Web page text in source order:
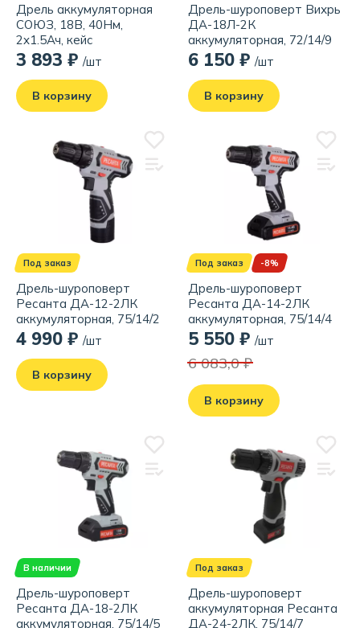
Дрель аккумуляторная
СОЮЗ, 18В, 40Нм,
2x1.5Ач, кейс
3 893 ₽ /шт
В корзину
Дрель-шуроповерт Вихрь
ДА-18Л-2К
аккумуляторная, 72/14/9
6 150 ₽ /шт
В корзину
Под заказ
Дрель-шуроповерт
Ресанта ДА-12-2ЛК
аккумуляторная, 75/14/2
4 990 ₽ /шт
В корзину
Под заказ -8%
Дрель-шуроповерт
Ресанта ДА-14-2ЛК
аккумуляторная, 75/14/4
5 550 ₽ /шт
6 083,0 ₽
В корзину
В наличии
Дрель-шуроповерт
Ресанта ДА-18-2ЛК
аккумуляторная, 75/14/5
Под заказ
Дрель-шуроповерт
аккумуляторная Ресанта
ДА-24-2ЛК, 75/14/7